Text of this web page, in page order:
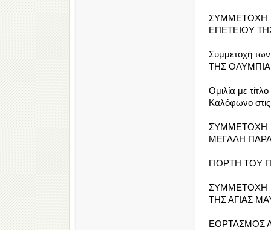
ΣΥΜΜΕΤΟΧΗ
ΕΠΕΤΕΙΟΥ
Συμμετοχή
ΤΗΣ
Ομιλία με
Καλόφωνο
ΣΥΜΜΕΤΟΧΗ
ΜΕΓΑΛΗ
ΓΙΟΡΤΗ ΤΟΥ
ΣΥΜΜΕΤΟΧΗ
ΤΗΣ ΑΓΙΑΣ
ΕΟΡΤΑΣΜΟΣ